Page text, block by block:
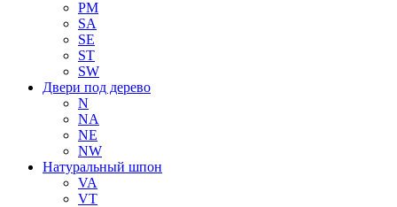
PM
SA
SE
ST
SW
Двери под дерево
N
NA
NE
NW
Натуральный шпон
VA
VT